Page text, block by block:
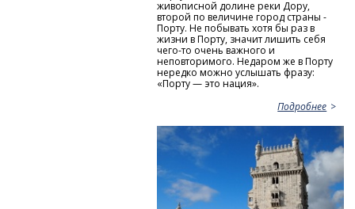
живописной долине реки Дору,
второй по величине город страны -
Порту. Не побывать хотя бы раз в
жизни в Порту, значит лишить себя
чего-то очень важного и
неповторимого. Недаром же в Порту
нередко можно услышать фразу:
«Порту — это нация».
Подробнее